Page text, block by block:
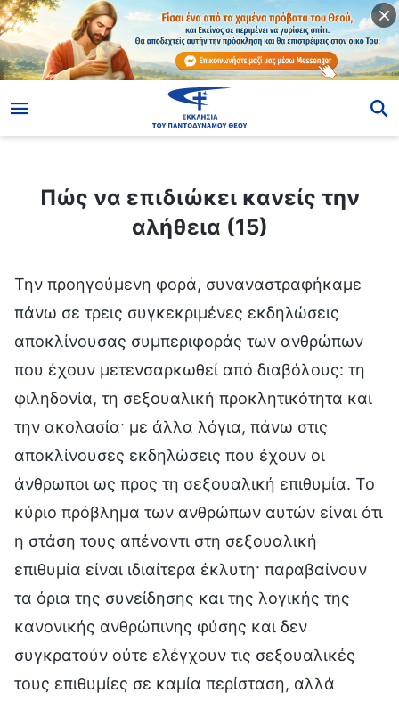
Πώς να επιδιώκει κανείς την αλήθεια (15)
Πώς να επιδιώκει κανείς την
αλήθεια (15)
Την προηγούμενη φορά, συναναστραφήκαμε πάνω σε τρεις συγκεκριμένες εκδηλώσεις αποκλίνουσας συμπεριφοράς των ανθρώπων που έχουν μετενσαρκωθεί από διαβόλους: τη φιληδονία, τη σεξουαλική προκλητικότητα και την ακολασία· με άλλα λόγια, πάνω στις αποκλίνουσες εκδηλώσεις που έχουν οι άνθρωποι ως προς τη σεξουαλική επιθυμία. Το κύριο πρόβλημα των ανθρώπων αυτών είναι ότι η στάση τους απέναντι στη σεξουαλική επιθυμία είναι ιδιαίτερα έκλυτη· παραβαίνουν τα όρια της συνείδησης και της λογικής της κανονικής ανθρώπινης φύσης και δεν συγκρατούν ούτε ελέγχουν τις σεξουαλικές τους επιθυμίες σε καμία περίσταση, αλλά αντιθέτως τις αφήνουν ανεξέλεγκτες. Υπάρχει και μια μερίδα ανθρώπων που είναι ιδιαίτερα έκλυτοι· με άλλα λόγια, βασιζόμενοι στο ότι είναι έκλυτοι, γίνονται αδίστακτοι, πηγαίνοντας από το κακό στο χειρότερο. Μάλιστα, κάποιοι από αυτούς ψάχνουν να βρουν και μηχανεύονται κάθε λογής ευκαιρίες για να ικανοποιήσουν τις σεξουαλικές τους επιθυμίες ενώ κηρύττουν το ευαγγέλιο. Κηρύττουν το ευαγγέλιο ειδικά σε άτομα του αντίθετου φύλου και, μόλις βρουν έναν κατάλληλο στόχο, εξαπολύουν την επίθεσή τους, χρησιμοποιώντας διάφορες μεθόδους και μέσα, προκειμένου να τον δελεάσουν για να τσιμπήσει το δόλωμα, ενώ προβαίνουν ακόμη και σε ποταπά τεχνάσματα για να πετύχουν τους σκοπούς τους. Αυτοί οι άνθρωποι, ενώ κηρύττουν το ευαγγέλιο, όχι μόνο συμπεριφέρονται κατ’ αυτόν τον τρόπο, αλλά κάνουν και πράγματα που ντροπιάζουν σε μεγάλο βαθμό το όνομα του Θεού. Δεν κάνουν μόνο λάγνες σκέψεις, αλλά εκμεταλλεύονται και την ευκαιρία του κηρύγματος του ευαγγελίου ως πρόφαση για να ικανοποιήσουν τις σεξουαλικές τους επιθυμίες. Επιπλέον, κάνουν το ίδιο λάθος ξανά και ξανά, επαναλαμβάνοντας τα ίδια πράγματα σε ανθρώπους διαφορετικών ηλικιών και περιστάσεων. Πείτε Μου, όταν ανακαλύπτονται τέτοιοι άνθρωποι, πώς θα πρέπει να αντιμετωπίζονται; Θα πρέπει να τους επιτρέπεται να συνεχίσουν να κάνουν το καθήκον του κηρύγματος του ευαγγελίου ή θα πρέπει να απομακρύνονται και να παύουν να κάνουν αυτό το καθήκον; (Θα πρέπει να απομακρύνονται.) Είναι κρίμα να απομακρυνθούν; Κι αν μπορούσαν να κερδίσουν άλλον έναν άνθρωπο; (Αν παραμείνουν και τους επιτραπεί να συνεχίσουν να κηρύττουν το ευαγγέλιο, οι συνέπειες θα είναι ακόμα πιο σοβαρές. Άπαξ και επιδοθούν σε ακόλαστες δραστηριότητες, ντροπιάζουν το όνομα του Θεού.) Πείτε Μου, μπορούν τέτοιοι άνθρωποι που απασχολούν διαρκώς το μυαλό τους με σεξουαλικές επιθυμίες να κερδίσουν ανθρώπους όταν κηρύττουν το ευαγγέλιο; (Όχι.) Ακόμη κι αν κερδίζουν κατά καιρούς λίγους ανθρώπους μέσα από το κήρυγμα του ευαγγελίου, είναι επίσης ικανοί να κάνουν πράγματα που ντροπιάζουν το όνομα του Θεού. Η χρήση τέτοιων ανθρώπων δεν επιφέρει περισσότερη ζημιά παρά καλό; (Ναι.) Είναι, λοιπόν, και πάλι κρίμα να απομακρυνθούν; (Όχι.) Μπορεί ν’ αλλάξει ένας τέτοιος άνθρωπος; Είναι εύκολο να λυθεί το πρόβλημά του; (Δεν είναι. Πρόκειται για ένα πρόβλημα της φύση-ουσίας του· δεν μπορεί ν’ αλλάξει.) Όσοι ξεχειλίζουν από λαγνεία δεν είναι άνθρωποι· κατοικεί μέσα τους ένας διάβολος και χρησιμοποιεί τη σάρκα τους για να λέει ό,τι θέλει και να κάνει ό,τι θέλει. Αν οι άλλοι τους απευθύνουν προτροπές και προειδοποιήσεις που συνάδουν με τη συνείδηση και τη λογική, μπορούν αυτά τα πράγματα ν’ αλλάξουν τη φύση-ουσία αυτών των ανθρώπων; (Όχι.) Μπορεί, λοιπόν, αυτό το πρόβλημα που έχουν να λυθεί μέσα από τη συναναστροφή πάνω στην αλήθεια; (Όχι.) Ακόμη κι αν κλαδευτούν, αν ανατεθεί σε κάποιον να τους επιβλέπει ή αν μεταφερθούν σ’ ένα διαφορετικό περιβάλλον, ώστε να μην έχουν καμία ευκαιρία να ενδώσουν στις σεξουαλικές τους επιθυμίες, μπορεί να διορθωθεί η διαβολική φύση που έχουν μέσα τους; (Όχι.) Ό,τι κι αν κάνουν οι άνθρωποι που έχουν μετενσαρκωθεί από διαβόλους, δεν έχουν ανθρώπινη φύση. Αυτό καθορίζεται από τη φύση-ουσία τους. Επομένως, όπως κι αν συναναστραφείς μαζί τους πάνω στην αλήθεια για να τους παροτρύνεις ή να τους βοηθήσεις, αυτό δεν μπορεί να λύσει το πρόβλημα της φύση-ουσίας τους. Αφενός, αυτό οφείλεται στο γεγονός ότι η φύση-ουσία των διαβόλων είναι να μισούν την αλήθεια και να μην μπορούν να την αποδεχθούν στο ελάχιστο. Αφετέρου, όσοι έχουν μετενσαρκωθεί από διαβόλους στερούνται συνείδησης και λογικής, δεν έχουν ίχνος επίγνωσης για το κακό που διαπράττουν και δεν νιώθουν ποτέ ντροπή, μεταμέλεια ή στενοχώρια. Επομένως, δεν διαθέτουν το αίσθημα αμηχανίας ούτε το αίσθημα ντροπής που θα πρέπει να έχουν οι κανονικοί άνθρωποι. Δεν καταλαβαίνουν την ανθρώπινη ηθική και δεοντολογία ούτε την αξιοπρέπεια και το αίσθημα ντροπής που θα πρέπει να διαθέτει κάποιος στον τρόπο με τον οποίο φέρεται. Δεν κατανοούν κανένα από αυτά τα πράγματα. Ακόμη κι αν μπορούν να διατυπώσουν κάποια δόγματα που ακούγονται ευχάριστα, αυτό δεν αποδεικνύει ότι διαθέτουν κανονική ανθρώπινη φύση· είναι απλώς υποκριτές και εξαπατούν τους ανθρώπους. Επομένως, πάνω σε όποιες αλήθειες κι αν συναναστραφεί κανείς με τέτοιους ανθρώπους, η φύση-ουσία τους δεν μπορεί ν’ αλλάξει. Υπάρχει, λοιπόν, μόνο μία λύση: Να μη χρησιμοποιούνται τέτοιοι άνθρωποι για κανένα καθήκον. Να απομακρύνονται. Αυτό λύνει το πρόβλημα. Κάποιοι άνθρωποι λένε: «Αν αποκλειστούν και αποπεμφθούν, και πάψουν να ενδίδουν στη σεξουαλική τους επιθυμία και να αναστατώνουν το έργο εντός του οίκου του Θεού, τότε δεν θα συνεχίσουν να βλάπτουν τους άλλους αν κάνουν αυτά τα πράγματα ανάμεσα στους άπιστους; Δεν θα πρέπει να παραμείνουν στον οίκο του Θεού και να ανατεθεί σε κάποιον να τους επιβλέπει, ώστε να μη βλάψουν άλλους ανθρώπους στην κοινωνία;» Είναι σωστή αυτή η δήλωση; (Όχι.) Γιατί δεν είναι σωστή; (Η παραμονή τους στον οίκο του Θεού βλάπτει τους αδελφούς και τις αδελφές, αναστατώνει το εκκλησιαστικό έργο και διαταράσσει το έργο του Θεού. Αυτό δεν είναι πρέπον. Ας επιστρέψουν στον κόσμο. Υπάρχουν τόσοι διάβολοι και σατανάδες στον κόσμο και, όποιου είδους αναστάτωση κι αν προκαλούν, δεν μπορεί να θεωρηθεί ότι βλάπτουν τους διαβόλους. Επειδή είναι όλοι διάβολοι, δεν μπορεί να θεωρηθεί ότι κάνουν κακό με τις πράξεις τους.) Δεν ανταποκρίνεται στην πραγματικότητα αυτή η άποψη; (Ναι.) Αυτή η άποψη είναι σωστή. Όσοι ενδίδουν στις σεξουαλικές επιθυμίες είναι διάβολοι και δεν μπορεί να τους επιτραπεί να παραμείνουν στον οίκο του Θεού για να βλάπτουν τους αδελφούς και τις αδελφές. Ό,τι κάνουν έξω στην κοινωνία δεν έχει καμία σχέση με τον οίκο του Θεού, επειδή όσοι δεν πιστεύουν στον Θεό δεν έχουν ανθρώπινη φύση και είναι όλοι διάβολοι. Όπως κι αν παλεύουν οι διάβολοι μεταξύ τους, αυτό δεν πρόκειται να αναστατώσει το έργο του οίκου του Θεού. Είναι όλοι του Σατανά κι έχουν κάνει ευθύς εξαρχής συμμαχία με τον Σατανά. Παλεύουν ο ένας ενάντια στον άλλο και βλάπτουν ο ένας τον άλλο εδώ και χιλιάδες χρόνια. Τι μας νοιάζει εμάς; Βλάπτουν ο ένας στον άλλο, και το κάνουν αυτό με τη θέλησή τους. Ανήκουν όλοι στο ίδιο βρομερό είδος· είναι φτιαγμένοι από την ίδια πάστα. Με λίγα λόγια, ο οίκος του Θεού δεν θέλει τέτοιου είδους ανθρώπους. Επειδή οι άνθρωποι που είναι διάβολοι δεν ασχολούνται με τις εργασίες που τους αναλογούν και δεν έχουν καθόλου συνείδηση ούτε λογική, όπου κι αν βρίσκονται, προκαλούν μόνο αναστάτωση και επιδίδονται μόνο σε σαμποτάζ και καταστροφές. Δεν μπορούν να κάνουν τίποτε ωφέλιμο για τους ανθρώπους. Μπορούν μόνο να τους βλάπτουν. Ακόμη κι αν μπορούν να παρέχουν κάποια υπηρεσία, οι απώλειες που προκαλούν είναι εν τέλει μεγαλύτερες. Τέτοιοι άνθρωποι μπορεί να μοιάζουν αρκετά καλότροποι και να φαίνεται ότι δεν έχουν κάνει τίποτε κακό, αλλά μόλις βρουν την ευκαιρία, είναι ικανοί να κάνουν πολύ κακά πράγματα. Επομένως, τέτοιοι άνθρωποι θα πρέπει να αντιμετωπίζονται άμεσα με αποπομπή. Παρόλο που μπορεί να παρέχουν κάποια υπηρεσία και να κάνουν κάποια σωστά πράγματα, αυτό δεν σημαίνει ότι έχουν μετανοήσει αληθινά, πόσο μάλλον ότι έχει αλλάξει η φύση-ουσία τους. Ανεξάρτητα από την κατάσταση στην οποία βρίσκονται τη δεδομένη στιγμή, δεν θα πρέπει να παραπλανάται κανείς από την ψεύτικη εντύπωση που δίνουν, πόσο μάλλον να τους εμπιστεύεται ή να πιστεύει ότι μπορούν να κάνουν οποιοδήποτε έργο. Επειδή έχουν τη φύση-ουσία ενός διαβόλου, όπου κι αν ζουν την εκκλησιαστική ζωή, είναι σαν μια ωρολογιακή βόμβα έτοιμη να εκραγεί και αποτελούν απειλή για όλους. Ακόμη κι αν πάψουν προσωρινά να κάνουν κακά πράγματα, η κάθε τους λέξη και πράξη, η κάθε τους κίνηση θα εξακολουθεί να παρεμβαίνει στην ψυχολογία σου και στα συναισθήματά σου, και μάλιστα μπορεί ακόμη και να επηρεάσει τις απόψεις σου. Αυτές είναι οι συνέπειες όταν έχει κανείς κοντά έναν διάβολο. Για παράδειγμα, έστω ότι ήσουν πρόσφατα σε άσχημη κατάσταση ή κάπως αρνητικός, ή ότι άκουσες κάποια αρνητική προπαγάνδα και κάποιες αβάσιμες φήμες, με αποτέλεσμα να αναπτύξεις αντιλήψεις σχετικά με τον Θεό. Αν υπάρχει ένας διάβολος κοντά σου, ίσως να βλέπεις συνεχώς εφιάλτες όταν κοιμάσαι. Μάλιστα, αφού συζητήσεις μαζί του, όχι μόνο δεν αποκτάς θετική κατάσταση και δεν ανεβαίνει η ψυχολογία σου, αλλά πνευματικά νιώθεις ολοένα και πιο αποκαρδιωμένος και βυθίζεσαι όλο και περισσότερο στο σκοτάδι. Όσο περισσότερο τον πλησιάζεις τόσο λιγότερο μπορείς να νιώσεις την παρουσία του Θεού. Όσο περισσότερο χρόνο περνάς μαζί του τόσο απομακρύνεται η καρδιά σου από τον Θεό, τόσο περισσότερο νιώθεις ότι η πίστη στον Θεό είναι ανούσια, και ακόμη και η κάθε του λέξη και πράξη θα έχει επίδραση στις σκέψεις σου και θα επηρεάζει τις απόψεις και τις στάσεις σου απέναντι στους ανθρώπους, τα γεγονότα και τα πράγματα γύρω σου. Ωστόσο, δεν ισχύει το ίδιο όταν αλληλεπιδράς και έχεις κοινωνικές επαφές με συνηθισμένους διεφθαρμένους ανθρώπους, και δεν θα έχεις αυτές τις δυσμενείς αντιδράσεις. Επομένως, ακόμη κι αν οι άνθρωποι δεν μπορούν να αντιληφθούν ξεκάθαρα τη ζημιά που προκαλούν όσοι είναι διάβολοι όταν βρίσκονται κοντά, η ζημιά αυτή είναι διαρκής, όπως και η απειλή που αποτελούν. Ακόμη κι αν φαίνονται αρκετά φιλικοί απέναντί σου και δεν μοιάζουν να σε μισούν ούτε σε έχουν κρίνει ή σου έχουν επιτεθεί, εφόσον είναι διάβολοι κι όχι άνθρωποι, τα λόγια και οι πράξεις τους, η ομιλία και η συμπεριφορά τους και πάλι θα έχουν αντίκτυπο πάνω σου. Αυτός ο αντίκτυπος προκύπτει χωρίς να το συνειδητοποιείς, κι όσοι δεν κατ